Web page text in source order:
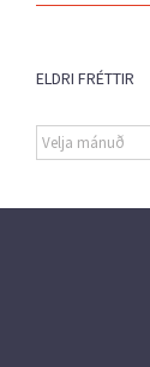
ELDRI FRÉTTIR
Eldri
fréttir